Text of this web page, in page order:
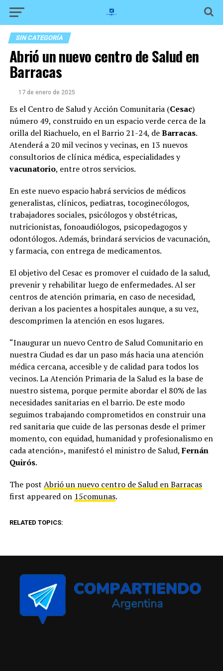
SIN CATEGORÍA
Abrió un nuevo centro de Salud en
Barracas
17 de enero de 2025
Es el Centro de Salud y Acción Comunitaria (Cesac)
número 49, construido en un espacio verde cerca de la
orilla del Riachuelo, en el Barrio 21-24, deBarracas.
Atenderá a 20 mil vecinos y vecinas, en 13 nuevos
consultorios de clínica médica, especialidades y
vacunatorio, entre otros servicios.
En este nuevo espacio habrá servicios de médicos
generalistas, clínicos, pediatras, tocoginecólogos,
trabajadores sociales, psicólogos y obstétricas,
nutricionistas, fonoaudiólogos, psicopedagogos y
odontólogos. Además, brindará servicios de vacunación,
y farmacia, con entrega de medicamentos.
El objetivo del Cesac es promover el cuidado de la salud,
prevenir y rehabilitar luego de enfermedades. Al ser
centros de atención primaria, en caso de necesidad,
derivan a los pacientes a hospitales aunque, a su vez,
descomprimen la atención en esos lugares.
“Inaugurar un nuevo Centro de Salud Comunitario en
nuestra Ciudad es dar un paso más hacia una atención
médica cercana, accesible y de calidad para todos los
vecinos. La Atención Primaria de la Salud es la base de
nuestro sistema, porque permite abordar el 80% de las
necesidades sanitarias en el barrio. De este modo
seguimos trabajando comprometidos en construir una
red sanitaria que cuide de las personas desde el primer
momento, con equidad, humanidad y profesionalismo en
cada atención», manifestó el ministro de Salud,Fernán
Quirós.
The post Abrió un nuevo centro de Salud en Barracas
first appeared on 15comunas.
RELATED TOPICS: